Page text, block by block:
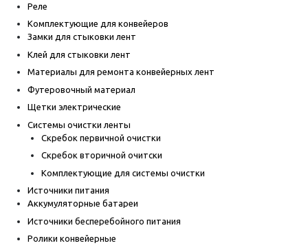
Реле
Комплектующие для конвейеров
Замки для стыковки лент
Клей для стыковки лент
Материалы для ремонта конвейерных лент
Футеровочный материал
Щетки электрические
Системы очистки ленты
Скребок первичной очистки
Скребок вторичной очитски
Комплектующие для системы очистки
Источники питания
Аккумуляторные батареи
Источники бесперебойного питания
Ролики конвейерные